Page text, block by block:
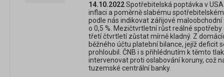
14.10.2022Spotřebitelská poptávka v
inflaci a poměrně slabému
podle nás indikovat zářijové
o 0,5 %. Mezičtvrtletní růst reálné
třetí čtvrtletí zůstat mírně kladný. Z
běžného účtu platební bilance, jejíž deficit
prohloubil. ČNB i s přihlédnutím k těmto
intervenovat proti oslabování koruny, což
tuzemské centrální banky.